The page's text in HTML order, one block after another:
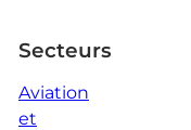
Secteurs
Aviation
et